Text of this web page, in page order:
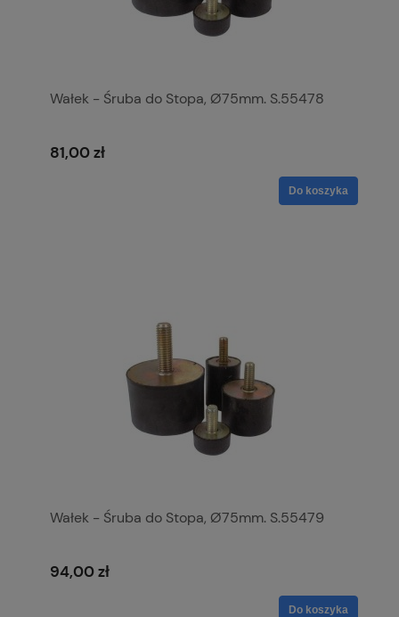
Wałek - Śruba do Stopa, Ø75mm. S.55478
81,00 zł
Do koszyka
Wałek - Śruba do Stopa, Ø75mm. S.55479
94,00 zł
Do koszyka